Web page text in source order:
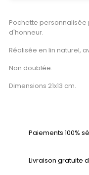
Pochette
d'honneur.
Réalisée en lin naturel,
Non doublée.
Dimensions 21x13 cm.
Paiements 100%
Livraison gratuite